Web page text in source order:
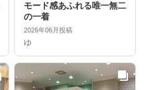
モード感あふれる唯一無二
の一着
2026年06月投稿
ゆ